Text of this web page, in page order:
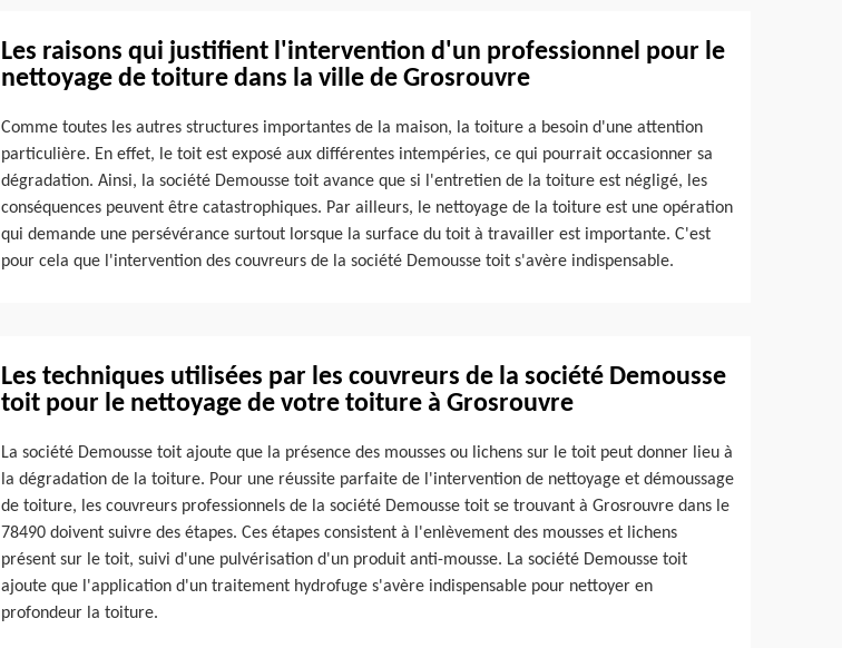
Les raisons qui justifient l'intervention d'un professionnel pour le
nettoyage de toiture dans la ville de Grosrouvre
Comme toutes les autres structures importantes de la maison, la toiture a besoin d'une attention
particulière. En effet, le toit est exposé aux différentes intempéries, ce qui pourrait occasionner sa
dégradation. Ainsi, la société Demousse toit avance que si l'entretien de la toiture est négligé, les
conséquences peuvent être catastrophiques. Par ailleurs, le nettoyage de la toiture est une opération
qui demande une persévérance surtout lorsque la surface du toit à travailler est importante. C'est
pour cela que l'intervention des couvreurs de la société Demousse toit s'avère indispensable.
Les techniques utilisées par les couvreurs de la société Demousse
toit pour le nettoyage de votre toiture à Grosrouvre
La société Demousse toit ajoute que la présence des mousses ou lichens sur le toit peut donner lieu à
la dégradation de la toiture. Pour une réussite parfaite de l'intervention de nettoyage et démoussage
de toiture, les couvreurs professionnels de la société Demousse toit se trouvant à Grosrouvre dans le
78490 doivent suivre des étapes. Ces étapes consistent à l'enlèvement des mousses et lichens
présent sur le toit, suivi d'une pulvérisation d'un produit anti-mousse. La société Demousse toit
ajoute que l'application d'un traitement hydrofuge s'avère indispensable pour nettoyer en
profondeur la toiture.